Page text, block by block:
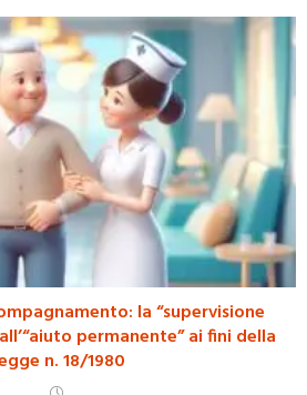
la “supervisione
permanente” ai fini della
n. 18/1980